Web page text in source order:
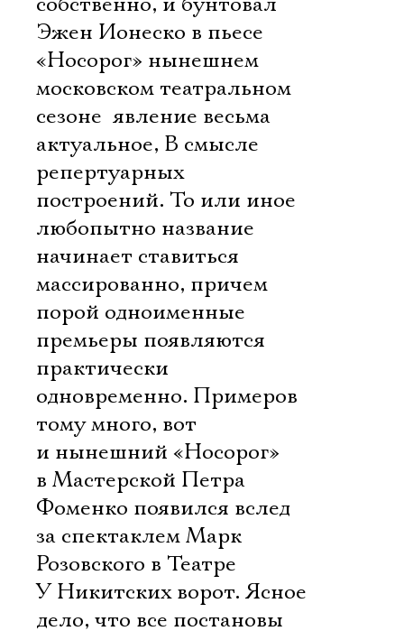
Эжен Ионеско в пьесе
«Носорог» нынешнем
московском театральном
сезоне  явление весьма
актуальное, В смысле
репертуарных
построений. То или иное
любопытно название
начинает ставиться
массированно, причем
порой одноименные
премьеры появляются
практически
одновременно. Примеров
тому много, вот
и нынешний «Носорог»
в Мастерской Петра
Фоменко появился вслед
за спектаклем Марк
Розовского в Театре
У Никитских ворот. Ясное
дело, что все постановы